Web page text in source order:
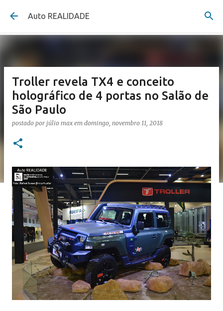
Pular para o conteúdo principal
Auto REALIDADE
Troller revela TX4 e conceito
holográfico de 4 portas no Salão de
São Paulo
postado por júlio max em domingo, novembro 11, 2018